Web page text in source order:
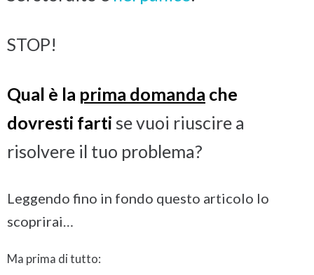
STOP!
Qual è la prima domanda che
dovresti farti se vuoi riuscire a
risolvere il tuo problema?
Leggendo fino in fondo questo articolo lo
scoprirai…
Ma prima di tutto: